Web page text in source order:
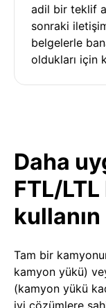
adil bir teklif
sonraki
belgelerle
oldukları için
Daha
FTL/
kullanın
Tam bir
kamyon yükü)
(kamyon yükü
iyi çözümlere